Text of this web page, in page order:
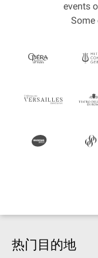
events
Some
热门目的地